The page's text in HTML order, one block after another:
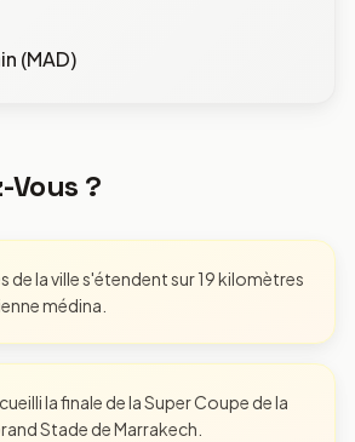
(MAD)
Vous ?
de la ville s'étendent sur 19 kilomètres
médina.
la finale de la Super Coupe de la
Stade de Marrakech.